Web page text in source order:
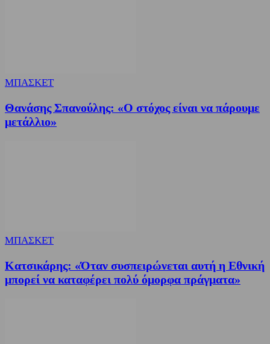
ΜΠΑΣΚΕΤ
Θανάσης Σπανούλης: «Ο στόχος είναι να πάρουμε
μετάλλιο»
ΜΠΑΣΚΕΤ
Κατσικάρης: «Όταν συσπειρώνεται αυτή η Εθνική
μπορεί να καταφέρει πολύ όμορφα πράγματα»